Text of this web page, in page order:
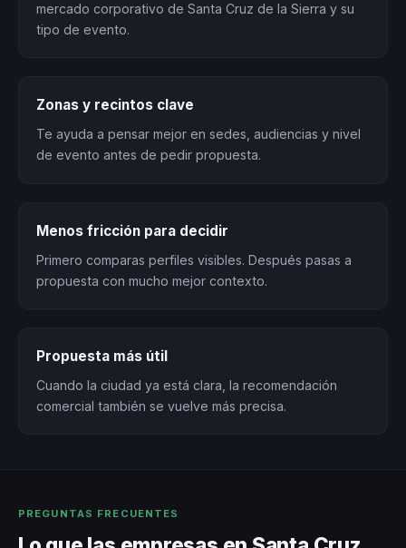
mercado corporativo de Santa Cruz de la Sierra y su
tipo de evento.
Zonas y recintos clave
Te ayuda a pensar mejor en sedes, audiencias y nivel
de evento antes de pedir propuesta.
Menos fricción para decidir
Primero comparas perfiles visibles. Después pasas a
propuesta con mucho mejor contexto.
Propuesta más útil
Cuando la ciudad ya está clara, la recomendación
comercial también se vuelve más precisa.
PREGUNTAS FRECUENTES